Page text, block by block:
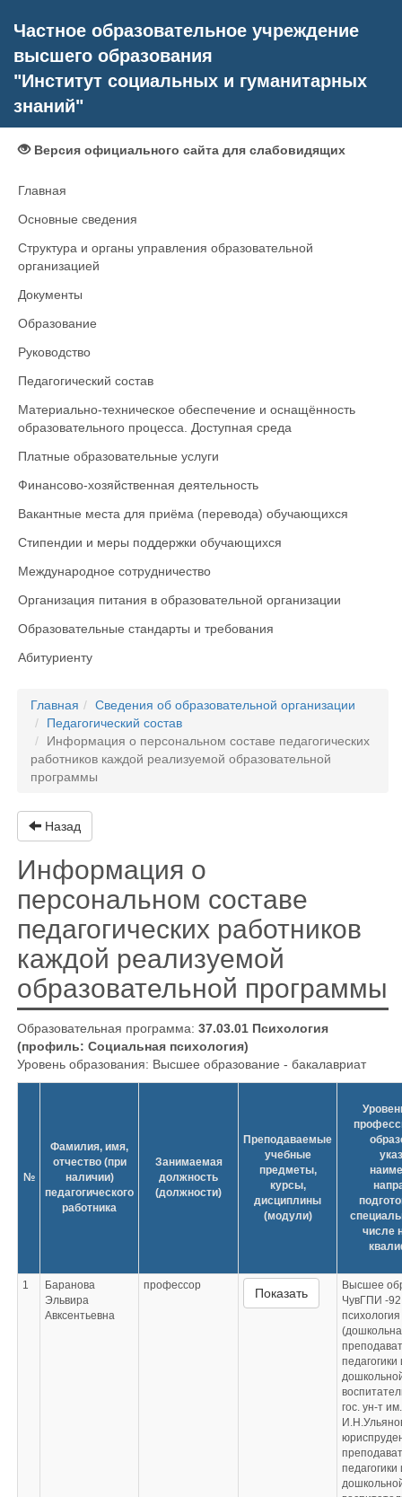
Частное образовательное учреждение
высшего образования
"Институт социальных и гуманитарных
знаний"
Версия официального сайта для слабовидящих
Главная
Основные сведения
Структура и органы управления образовательной
организацией
Документы
Образование
Руководство
Педагогический состав
Материально-техническое обеспечение и оснащённость
образовательного процесса. Доступная среда
Платные образовательные услуги
Финансово-хозяйственная деятельность
Вакантные места для приёма (перевода) обучающихся
Стипендии и меры поддержки обучающихся
Международное сотрудничество
Организация питания в образовательной организации
Образовательные стандарты и требования
Абитуриенту
Главная
Сведения об образовательной организации
Педагогический состав
Информация о персональном составе педагогических
работников каждой реализуемой образовательной
программы
Назад
Информация о
персональном составе
педагогических работников
каждой реализуемой
образовательной программы
Образовательная программа: 37.03.01 Психология
(профиль: Социальная психология)
Уровень образования: Высшее образование - бакалавриат
№
Фамилия, имя,
отчество (при
наличии)
педагогического
работника
Занимаемая
должность
(должности)
Преподаваемые
учебные
предметы,
курсы,
дисциплины
(модули)
числе
1
Баранова
Эльвира
Авксентьевна
профессор
Показать
Высшее
ЧувГПИ -92
психология
педагогики
гос. ун-т им.
педагогики